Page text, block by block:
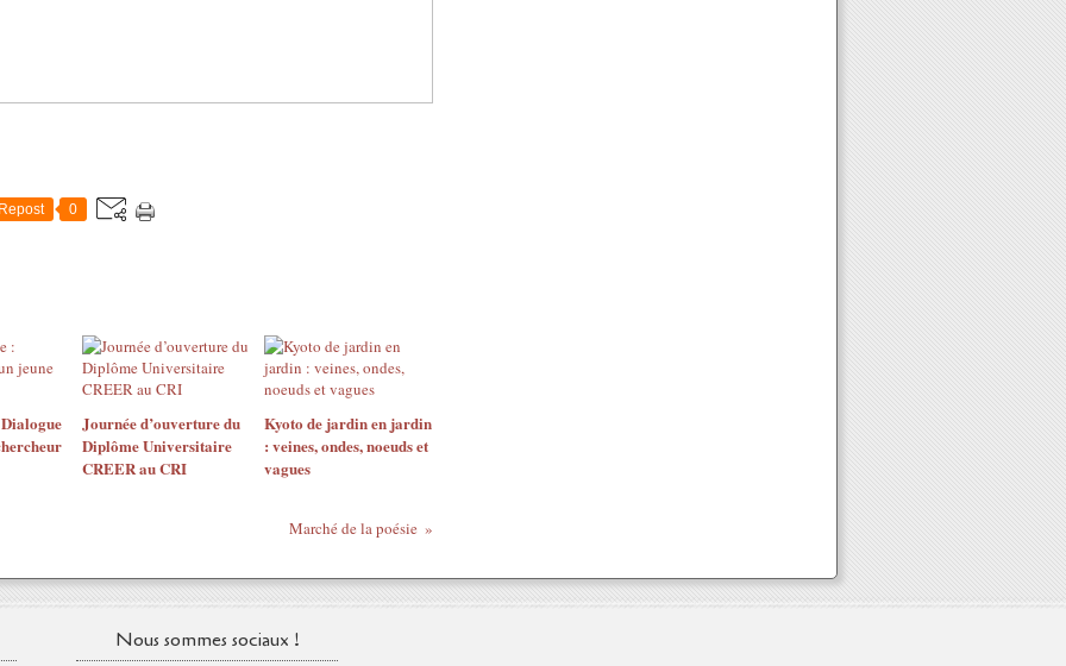
Repost 0
Journée d’ouverture du
Diplôme Universitaire
CREER au CRI
Kyoto de jardin en jardin
: veines, ondes, noeuds et
vagues
Marché de la poésie
Nous sommes sociaux !